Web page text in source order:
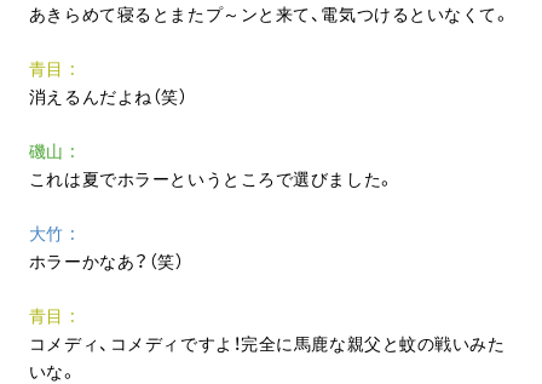
あきらめて寝るとまたプ～ンと来て、電気つけるといなくて。
青目
消えるんだよね（笑）
磯山
これは夏でホラーというところで選びました。
大竹
ホラーかなあ？（笑）
青目
コメディ、コメディですよ！完全に馬鹿な親父と蚊の戦いみた
いな。